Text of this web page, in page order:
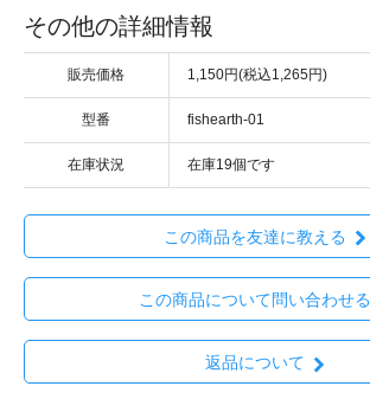
その他の詳細情報
販売価格 1,150円(税込1,265円)
型番 fishearth-01
在庫状況 在庫19個です
この商品を友達に教える
この商品について問い合わせる
返品について